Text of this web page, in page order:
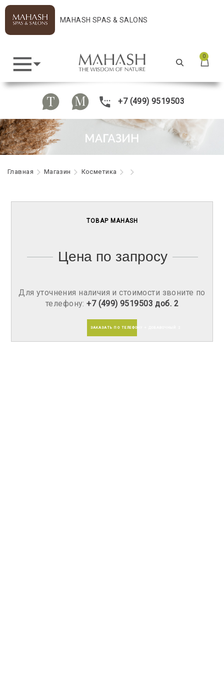
MAHASH SPAS & SALONS
0
+7 (499) 9519503
Главная Maгазин Косметика
ТОВАР MAHASH
Цена по запросу
Для уточнения наличия и стоимости звоните по
телефону:+7 (499) 9519503 доб. 2
ЗАКАЗАТЬ ПО ТЕЛЕФОНУ + ДОБАВОЧНЫЙ 2